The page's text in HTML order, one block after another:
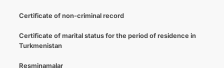
Certificate of non-criminal record
Certificate of marital status for the period of residence in
Turkmenistan
Resminamalar